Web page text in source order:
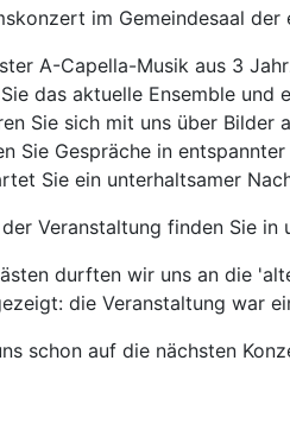
im Gemeindesaal
A-Capella-Musik aus 3
das aktuelle Ensemble und
Sie sich mit uns über Bilder
Sie Gespräche in
Sie ein unterhaltsamer
Veranstaltung finden Sie in
durften wir uns an die
die Veranstaltung war
schon auf die nächsten